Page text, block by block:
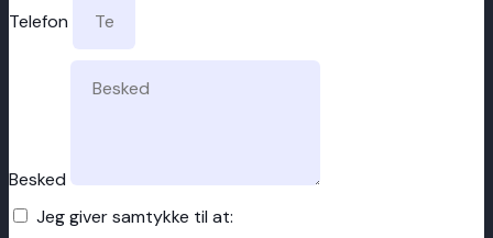
Telefon
Besked
Jeg giver samtykke til at: